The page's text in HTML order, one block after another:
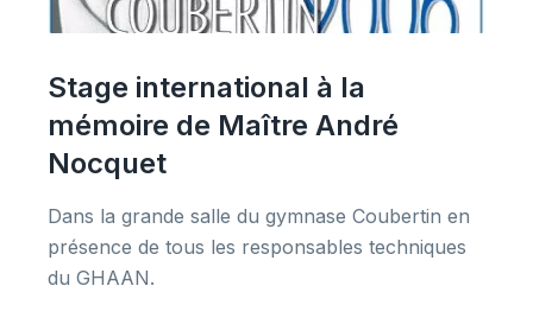
Stage international à la
mémoire de Maître André
Nocquet
Dans la grande salle du gymnase Coubertin en
présence de tous les responsables techniques
du GHAAN.